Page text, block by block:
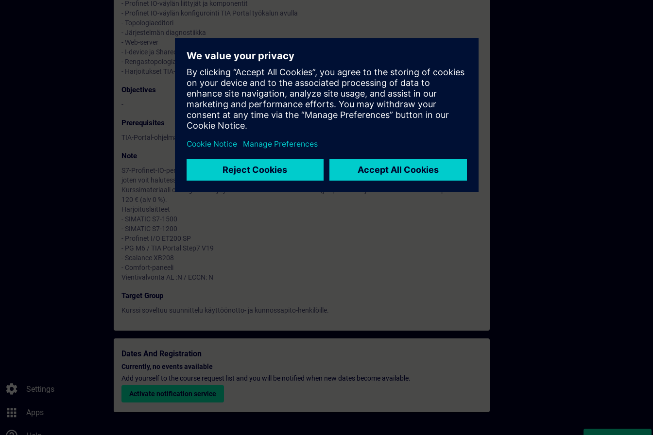
settings Settings
apps Apps
- Profinet IO-väylän liittyjät ja komponentit
- Profinet IO-väylän konfigurointi TIA Portal työkalun avulla
- Topologiaeditori
- Järjestelmän diagnostiikka
- Web-server
- I-device ja Shared device
- Rengastopologia (MRP-protokolla)
- Harjoitukset TIA-Portal ja S7-1500
Objectives
-
Prerequisites
TIA-Portal-ohjelman ja S7-1500-tuntemus.
Note
S7-Profinet-IO-peruskurssi, TIA-Profinet ja Profinet WLAN kurssit järjestetään samoilla viikoilla peräkkäisinä päivinä,
joten voit halutessi laajentaa profinet osaamistasi kerralla useammalla kurssilla.
Kurssimateriaali on englanniksi ja jaetaan sähköisessä muodossa (pdf). Osallistuja voi tilata tulostetun mapin hintaan
120 € (alv 0 %).
Harjoituslaitteet
- SIMATIC S7-1500
- SIMATIC S7-1200
- Profinet I/O ET200 SP
- PG M6 / TIA Portal Step7 V19
- Scalance XB208
- Comfort-paneeli
Vientivalvonta AL :N / ECCN: N
Target Group
Kurssi soveltuu suunnittelu käyttöönotto- ja kunnossapito-henkilöille.
Dates And Registration
Currently, no events available
Add yourself to the course request list and you will be notified when new dates become available.
Activate notification service